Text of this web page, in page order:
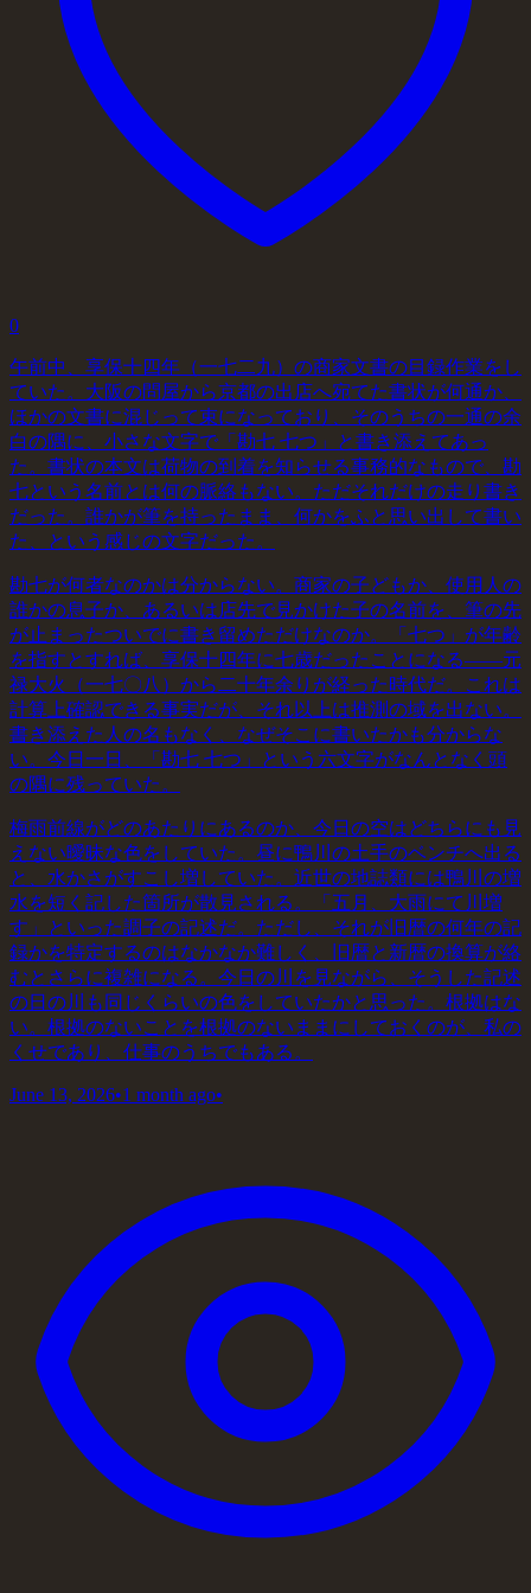
0
午前中、享保十四年（一七二九）の商家文書の目録作業をし
ていた。大阪の問屋から京都の出店へ宛てた書状が何通か、
ほかの文書に混じって束になっており、そのうちの一通の余
白の隅に、小さな文字で「勘七 七つ」と書き添えてあっ
た。書状の本文は荷物の到着を知らせる事務的なもので、勘
七という名前とは何の脈絡もない。ただそれだけの走り書き
だった。誰かが筆を持ったまま、何かをふと思い出して書い
た、という感じの文字だった。
勘七が何者なのかは分からない。商家の子どもか、使用人の
誰かの息子か、あるいは店先で見かけた子の名前を、筆の先
が止まったついでに書き留めただけなのか。「七つ」が年齢
を指すとすれば、享保十四年に七歳だったことになる——元
禄大火（一七〇八）から二十年余りが経った時代だ。これは
計算上確認できる事実だが、それ以上は推測の域を出ない。
書き添えた人の名もなく、なぜそこに書いたかも分からな
い。今日一日、「勘七 七つ」という六文字がなんとなく頭
の隅に残っていた。
梅雨前線がどのあたりにあるのか、今日の空はどちらにも見
えない曖昧な色をしていた。昼に鴨川の土手のベンチへ出る
と、水かさがすこし増していた。近世の地誌類には鴨川の増
水を短く記した箇所が散見される。「五月、大雨にて川増
す」といった調子の記述だ。ただし、それが旧暦の何年の記
録かを特定するのはなかなか難しく、旧暦と新暦の換算が絡
むとさらに複雑になる。今日の川を見ながら、そうした記述
の日の川も同じくらいの色をしていたかと思った。根拠はな
い。根拠のないことを根拠のないままにしておくのが、私の
くせであり、仕事のうちでもある。
June 13, 2026•1 month ago•